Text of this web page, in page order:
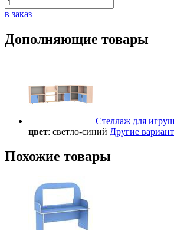
в заказ
Дополняющие товары
Стеллаж для
цвет: светло-синий Другие
Похожие товары